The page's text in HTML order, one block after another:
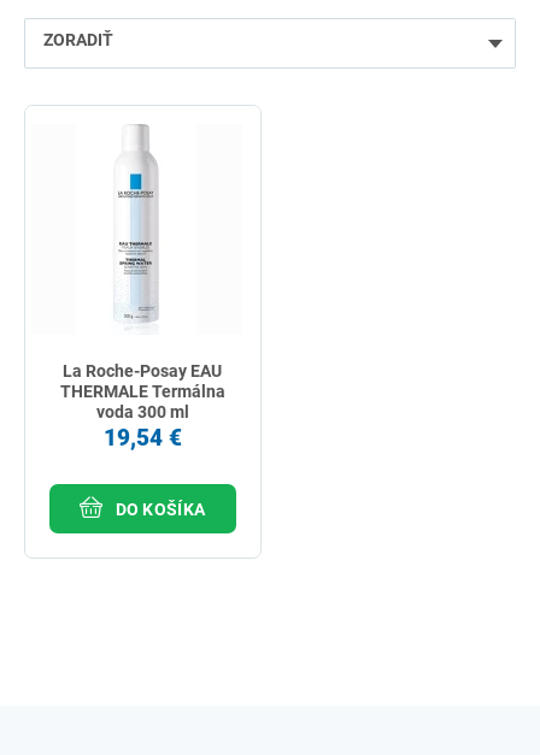
ZORADIŤ
La Roche-Posay EAU
THERMALE Termálna
voda 300 ml
19,54 €
DO KOŠÍKA